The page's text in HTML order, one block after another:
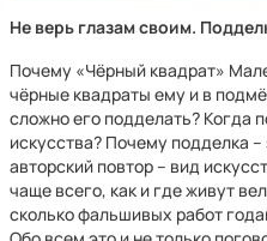
Не верь глазам своим.
Почему «Чёрный квадрат»
чёрные квадраты ему и в
сложно его подделать? Когда
искусства? Почему подделка –
авторский повтор – вид
чаще всего, как и где живут
сколько фальшивых работ